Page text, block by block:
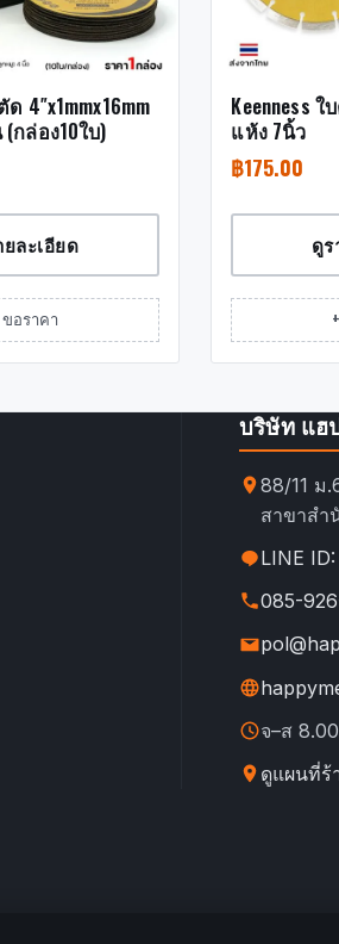
4″x1mmx16mm
กล่อง10ใบ)
ละเอียด
ขอราคา
Keenness
แห้ง 7นิ้ว
฿175.00
ดูร
บริษัท แฮ
88/11 ม
สาขาสำ
LINE
085-
จ–ส
ดูแผนที่ร้